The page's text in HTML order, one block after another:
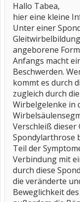
Hallo Tabea,
hier eine kleine
Unter einer
angeborene
Anfangs macht
Beschwerden.
kommt es durch
zugleich durch
Wirbelgelenke in
Verschleiß dieser
Spondylarthrose
Teil der
Verbindung mit
durch diese
die veränderte
Beweglichkeit